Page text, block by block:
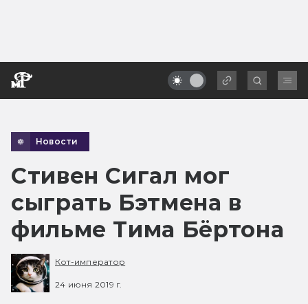
Новости
Стивен Сигал мог
сыграть Бэтмена в
фильме Тима Бёртона
Кот-император
24 июня 2019 г.